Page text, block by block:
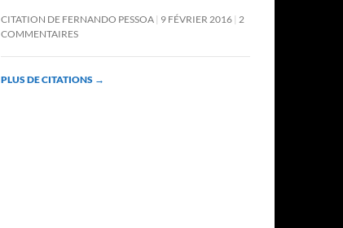
CITATION DE FERNANDO PESSOA 9 FÉVRIER 2016 2
COMMENTAIRES
PLUS DE CITATIONS →